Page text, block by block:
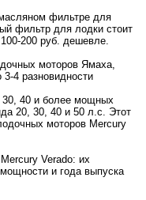
фильтре для
фильтр для лодки стоит
200 руб. дешевле.
моторов Ямаха,
4 разновидности
40 и более мощных
20, 30, 40 и 50 л.с. Этот
моторов Mercury
Verado: их
и года выпуска